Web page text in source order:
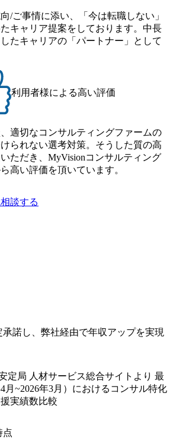
を反映できるｐｊにアサインしても
というテクノロジーに強い部隊がい
視点からも協業しクライアントへ価
リー中心の案件もあればセールス中
の裁量や得意領域に合わせた売り上
ここ1年で社員数60名⇒100名超、売上
円（いずれも約170％アップ）と急成
また、成長中ファームのため優秀な
ャンスも多い(ボストン・コンサルテ
等 (https://www.xspear.co.jp/member/ta
メンバー、多様なプロジェクトによる
新たなチャレンジが可能 100名規模に
略コンサルティングファームや総合
がらプロジェクトワークが可能 総合
ームの名の通り、全方位のクライア
の立ち上げフェーズに関わることが
つコンサル経験者の場合は、自らチ
) シンプレクスの顧客基盤、エンジニ
かた確度の高い事業立ち上げが経験
(金) 19:30〜21:30 (19:20開場) 2026年8
。 このたび、ファーム経験者の方を
満たす女性には住宅手当を支給しま
賃貸物件を従業員が契約し、規程で
払います。 その他： 採用時や転勤等
、会社が負担します。 2026年8月18日
年8月13日(木) 16:00 応募をご検討され
社説明会を実施予定です。 ● 求人名
装置の生産エンジニア(製造・生産工
候補・リーダークラス ・【砺波】半
ンジニア(製造・生産工程の管理業務)
ご質問頂く際のみ、顔出ししていた
/ご事情に添い、「今は転職しない」
キャリア提案をしております。中長
たキャリアの「パートナー」として
利用者様による高い評価
適切なコンサルティングファームの
られない選考対策。そうした質の高
ただき、MyVisionコンサルティング
高い評価を頂いています。
談する
諾し、弊社経由で年収アップを実現
定局 人材サービス総合サイトより 最
月~2026年3月）におけるコンサル特化
実績数比較
点